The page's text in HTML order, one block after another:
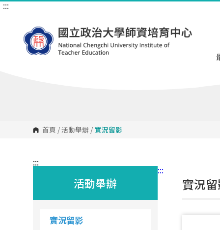
跳
:::
首頁 /活動舉辦 / 實況留影
:::
活動舉辦
實況留影
:::
實況